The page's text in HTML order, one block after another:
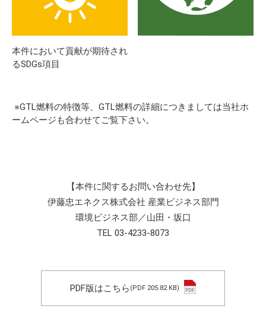
本件において貢献が期待され
るSDGs項目
※GTL燃料の特徴等、GTL燃料の詳細につきましては当社ホ
ームページ も合わせてご覧下さい。
【本件に関するお問い合わせ先】
伊藤忠エネクス株式会社 産業ビジネス部門
環境ビジネス部／山田・坂口
TEL 03-4233-8073
PDF版はこちら (PDF 205.82 KB)